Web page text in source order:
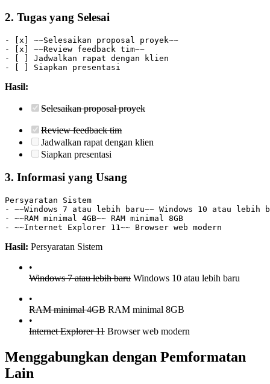
2. Tugas yang Selesai
- [x] ~~Selesaikan proposal proyek~~
- [x] ~~Review feedback tim~~
- [ ] Jadwalkan rapat dengan klien
- [ ] Siapkan presentasi
Hasil:
Selesaikan proposal proyek
Review feedback tim
Jadwalkan rapat dengan klien
Siapkan presentasi
3. Informasi yang Usang
Persyaratan Sistem
- ~~Windows 7 atau lebih baru~~ Windows 10 atau lebih
- ~~RAM minimal 4GB~~ RAM minimal 8GB
- ~~Internet Explorer 11~~ Browser web modern
Hasil: Persyaratan Sistem
•
Windows 7 atau lebih baru Windows 10 atau lebih baru
•
RAM minimal 4GB RAM minimal 8GB
•
Internet Explorer 11 Browser web modern
Menggabungkan dengan Pemformatan
Lain